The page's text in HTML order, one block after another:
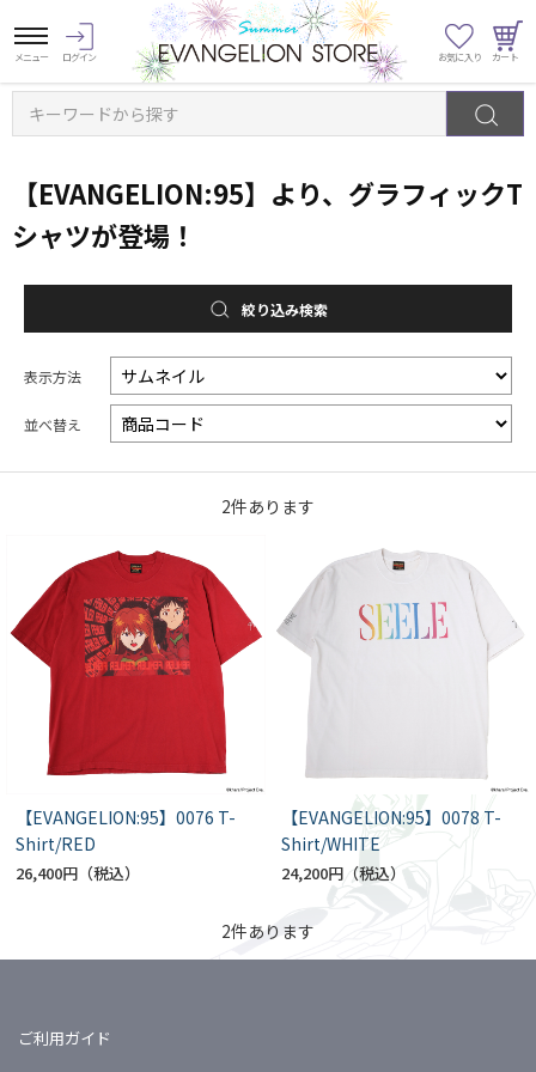
キーワードから探す
【EVANGELION:95】より、グラフィックT
シャツが登場！
絞り込み検索
表示方法
並べ替え
2件あります
【EVANGELION:95】0076 T-
Shirt/RED
26,400円
【EVANGELION:95】0078 T-
Shirt/WHITE
24,200円
2件あります
ご利用ガイド